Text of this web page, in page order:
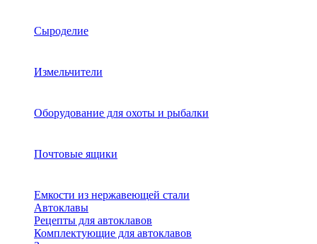
Сыроделие
Измельчители
Оборудование для охоты и рыбалки
Почтовые ящики
Емкости из нержавеющей стали
Автоклавы
Рецепты для автоклавов
Комплектующие для автоклавов